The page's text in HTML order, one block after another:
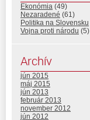
Ekonómia (49)
Nezaradené (61)
Politika na Slovensku
Vojna proti národu (5)
Archív
jún 2015
máj 2015
jún 2013
február 2013
november 2012
jún 2012